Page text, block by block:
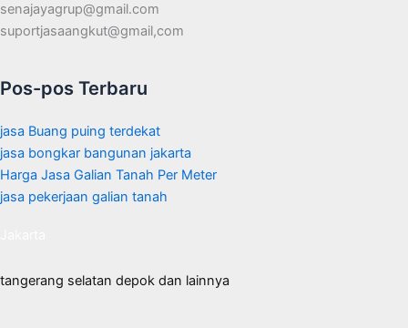
senajayagrup@gmail.com
suportjasaangkut@gmail,com
Pos-pos Terbaru
jasa Buang puing terdekat
jasa bongkar bangunan jakarta
Harga Jasa Galian Tanah Per Meter
jasa pekerjaan galian tanah
tangerang selatan depok dan lainnya